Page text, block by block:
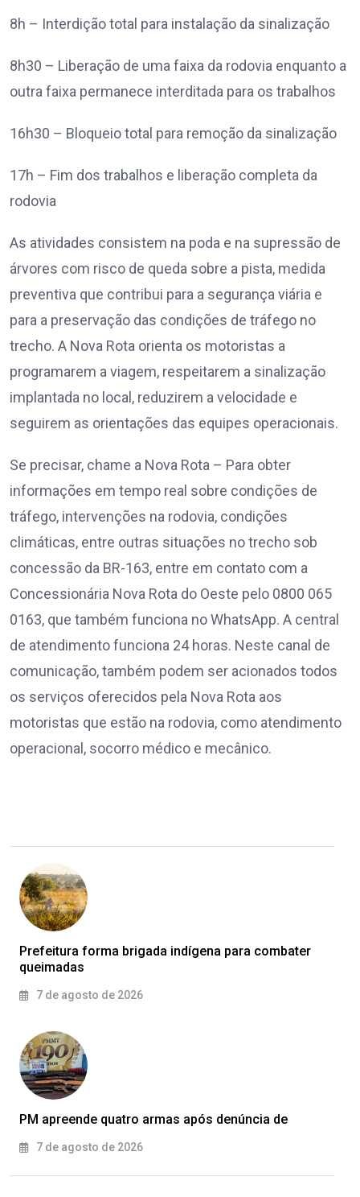
8h – Interdição total para instalação da sinalização
8h30 – Liberação de uma faixa da rodovia enquanto a
outra faixa permanece interditada para os trabalhos
16h30 – Bloqueio total para remoção da sinalização
17h – Fim dos trabalhos e liberação completa da
rodovia
As atividades consistem na poda e na supressão de
árvores com risco de queda sobre a pista, medida
preventiva que contribui para a segurança viária e
para a preservação das condições de tráfego no
trecho. A Nova Rota orienta os motoristas a
programarem a viagem, respeitarem a sinalização
implantada no local, reduzirem a velocidade e
seguirem as orientações das equipes operacionais.
Se precisar, chame a Nova Rota – Para obter
informações em tempo real sobre condições de
tráfego, intervenções na rodovia, condições
climáticas, entre outras situações no trecho sob
concessão da BR-163, entre em contato com a
Concessionária Nova Rota do Oeste pelo 0800 065
0163, que também funciona no WhatsApp. A central
de atendimento funciona 24 horas. Neste canal de
comunicação, também podem ser acionados todos
os serviços oferecidos pela Nova Rota aos
motoristas que estão na rodovia, como atendimento
operacional, socorro médico e mecânico.
Prefeitura forma brigada indígena para combater
queimadas
7 de agosto de 2026
PM apreende quatro armas após denúncia de
7 de agosto de 2026